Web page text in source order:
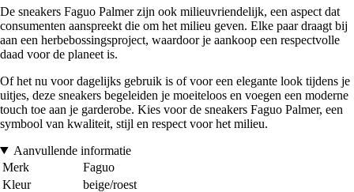
De sneakers Faguo Palmer zijn ook milieuvriendelijk, een aspect dat
consumenten aanspreekt die om het milieu geven. Elke paar draagt bij
aan een herbebossingsproject, waardoor je aankoop een respectvolle
daad voor de planeet is.
Of het nu voor dagelijks gebruik is of voor een elegante look tijdens je
uitjes, deze sneakers begeleiden je moeiteloos en voegen een moderne
touch toe aan je garderobe. Kies voor de sneakers Faguo Palmer, een
symbool van kwaliteit, stijl en respect voor het milieu.
Aanvullende informatie
Merk
Faguo
Kleur
beige/roest